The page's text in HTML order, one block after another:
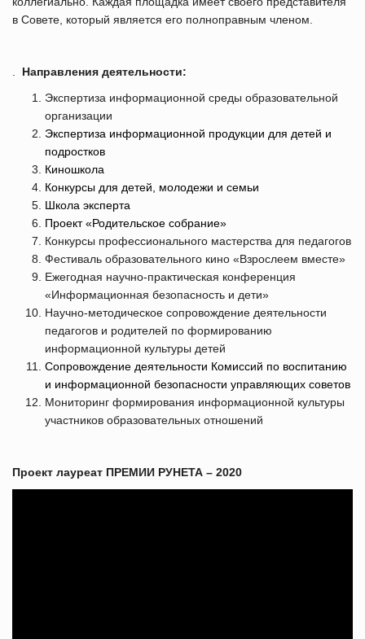
в Совете, который является его полноправным членом.
. Направления деятельности:
Экспертиза информационной среды образовательной
организации
Экспертиза информационной продукции для детей и
подростков
Киношкола
Конкурсы для детей, молодежи и семьи
Школа эксперта
Проект «Родительское собрание»
Конкурсы профессионального мастерства для педагогов
Фестиваль образовательного кино «Взрослеем вместе»
Ежегодная научно-практическая конференция
«Информационная безопасность и дети»
Научно-методическое сопровождение деятельности
педагогов и родителей по формированию
информационной культуры детей
Сопровождение деятельности Комиссий по воспитанию
и информационной безопасности управляющих советов
Мониторинг формирования информационной культуры
участников образовательных отношений
Проект лауреат ПРЕМИИ РУНЕТА – 2020